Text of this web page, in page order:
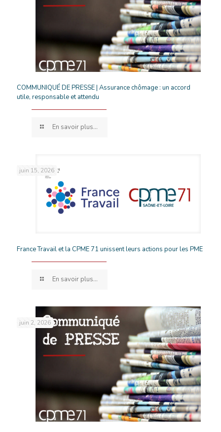
COMMUNIQUÉ DE PRESSE | Assurance chômage : un accord
utile, responsable et attendu
En savoir plus...
juin 15, 2026
France Travail et la CPME 71 unissent leurs actions pour les PME
En savoir plus...
juin 2, 2026